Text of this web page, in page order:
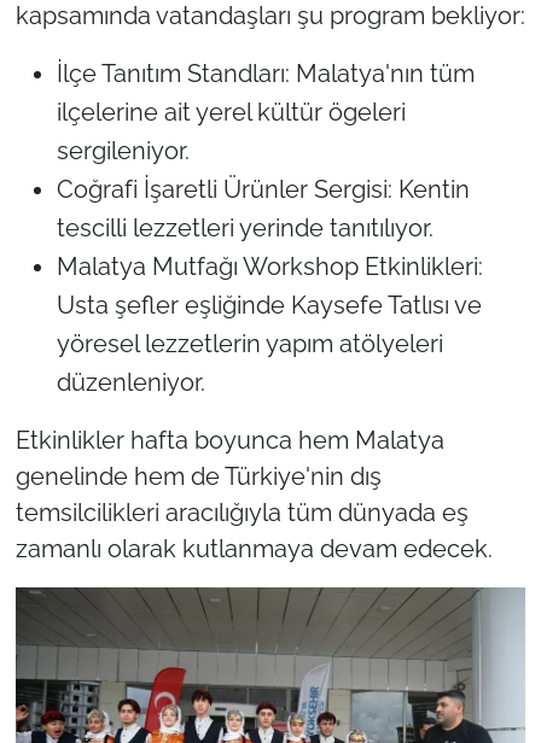
kapsamında vatandaşları şu program bekliyor:
İlçe Tanıtım Standları: Malatya'nın tüm
ilçelerine ait yerel kültür ögeleri
sergileniyor.
Coğrafi İşaretli Ürünler Sergisi: Kentin
tescilli lezzetleri yerinde tanıtılıyor.
Malatya Mutfağı Workshop Etkinlikleri:
Usta şefler eşliğinde Kaysefe Tatlısı ve
yöresel lezzetlerin yapım atölyeleri
düzenleniyor.
Etkinlikler hafta boyunca hem Malatya
genelinde hem de Türkiye'nin dış
temsilcilikleri aracılığıyla tüm dünyada eş
zamanlı olarak kutlanmaya devam edecek.